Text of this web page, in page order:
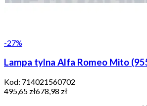
-27%
Lampa tylna Alfa Romeo Mito
Kod: 714021560702
495,65 zł678,98 zł